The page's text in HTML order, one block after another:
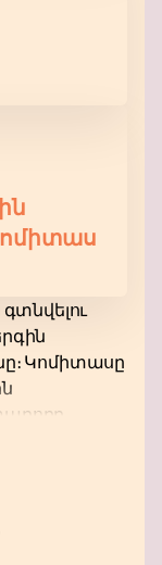
Կոմիտասը